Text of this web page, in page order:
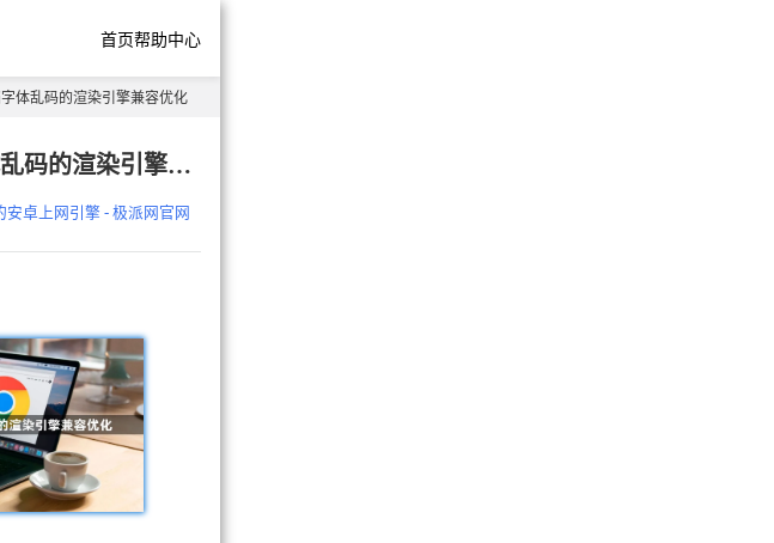
首页帮助中心
体乱码的渲染引擎兼容优化
谷歌浏览器PDF文档字体乱码的渲染引擎兼容优化
安卓上网引擎 - 极派网官网